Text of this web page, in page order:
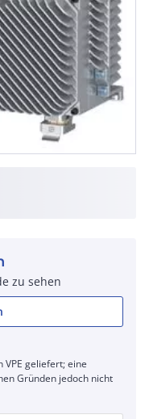
zu sehen
geliefert; eine
Gründen jedoch nicht